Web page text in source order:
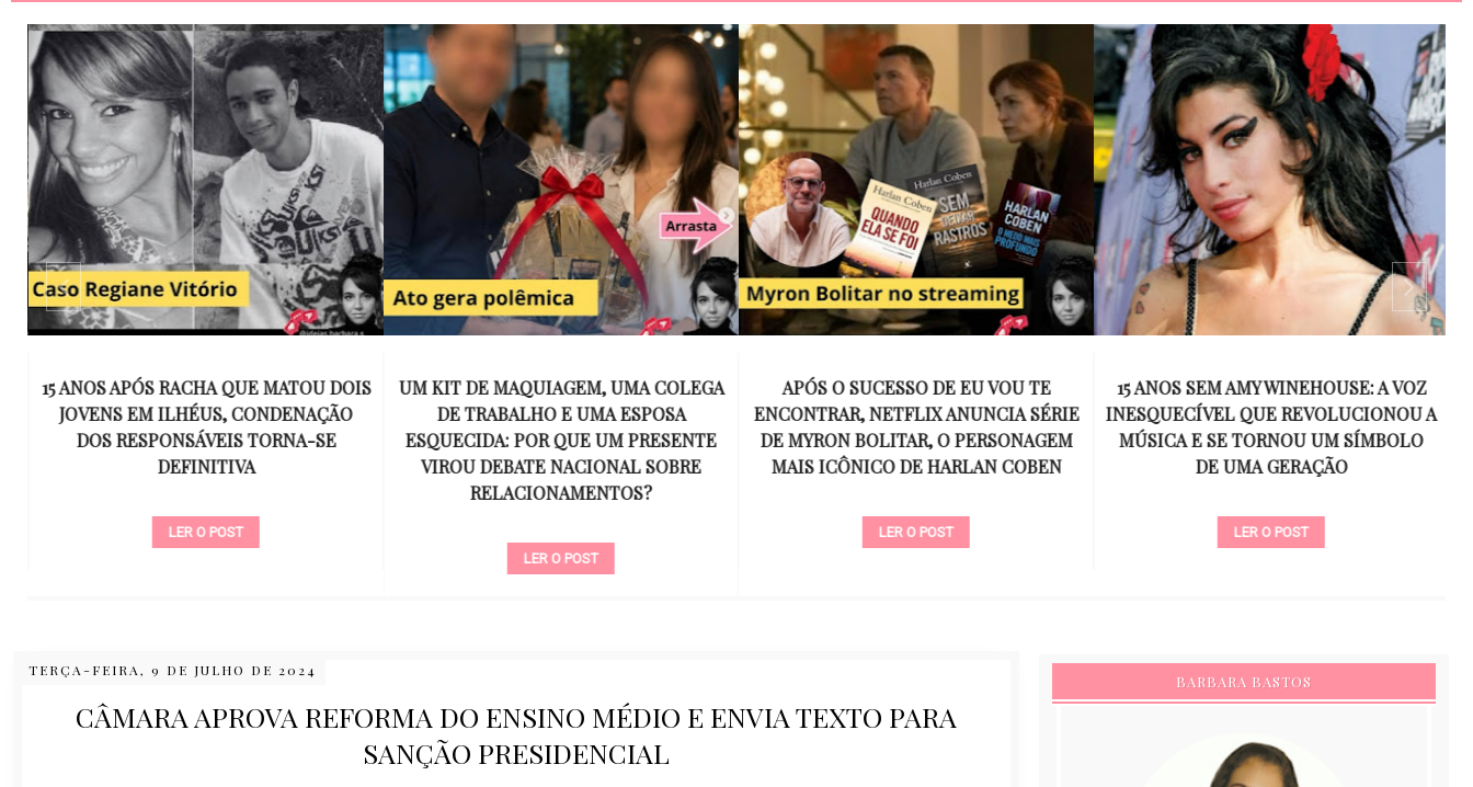
15 ANOS APÓS RACHA QUE MATOU DOIS
JOVENS EM ILHÉUS, CONDENAÇÃO
DOS RESPONSÁVEIS TORNA-SE
DEFINITIVA
LER O POST
UM KIT DE MAQUIAGEM, UMA COLEGA
DE TRABALHO E UMA ESPOSA
ESQUECIDA: POR QUE UM PRESENTE
VIROU DEBATE NACIONAL SOBRE
RELACIONAMENTOS?
LER O POST
APÓS O SUCESSO DE EU VOU TE
ENCONTRAR, NETFLIX ANUNCIA SÉRIE
DE MYRON BOLITAR, O PERSONAGEM
MAIS ICÔNICO DE HARLAN COBEN
LER O POST
15 ANOS SEM AMY WINEHOUSE: A VOZ
INESQUECÍVEL QUE REVOLUCIONOU A
MÚSICA E SE TORNOU UM SÍMBOLO
DE UMA GERAÇÃO
LER O POST
TERÇA-FEIRA, 9 DE JULHO DE 2024
CÂMARA APROVA REFORMA DO ENSINO MÉDIO E ENVIA TEXTO PARA
SANÇÃO PRESIDENCIAL
BARBARA BASTOS